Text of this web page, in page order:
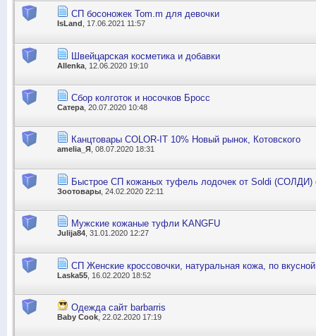
СП босоножек Tom.m для девочки
IsLand , 17.06.2021 11:57
Швейцарская косметика и добавки
Allenka , 12.06.2020 19:10
Сбор колготок и носочков Бросс
Сатера , 20.07.2020 10:48
Канцтовары COLOR-IT 10% Новый рынок, Котовского
amelia_Я , 08.07.2020 18:31
Быстрое СП кожаных туфель лодочек от Soldi (СОЛДИ)
Зоотовары , 24.02.2020 22:11
Мужские кожаные туфли KANGFU
Julija84, 31.01.2020 12:27
СП Женские кроссовочки, натуральная кожа, по
Laska55 , 16.02.2020 18:52
Одежда сайт barbarris
Baby Cook , 22.02.2020 17:19